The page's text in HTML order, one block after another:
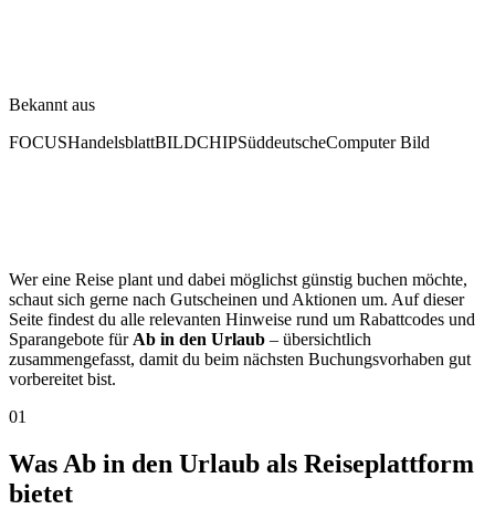
Bekannt aus
FOCUSHandelsblattBILDCHIPSüddeutscheComputer Bild
Wer eine Reise plant und dabei möglichst günstig buchen möchte,
schaut sich gerne nach Gutscheinen und Aktionen um. Auf dieser
Seite findest du alle relevanten Hinweise rund um Rabattcodes und
Sparangebote für Ab in den Urlaub – übersichtlich
zusammengefasst, damit du beim nächsten Buchungsvorhaben gut
vorbereitet bist.
01
Was Ab in den Urlaub als Reiseplattform
bietet